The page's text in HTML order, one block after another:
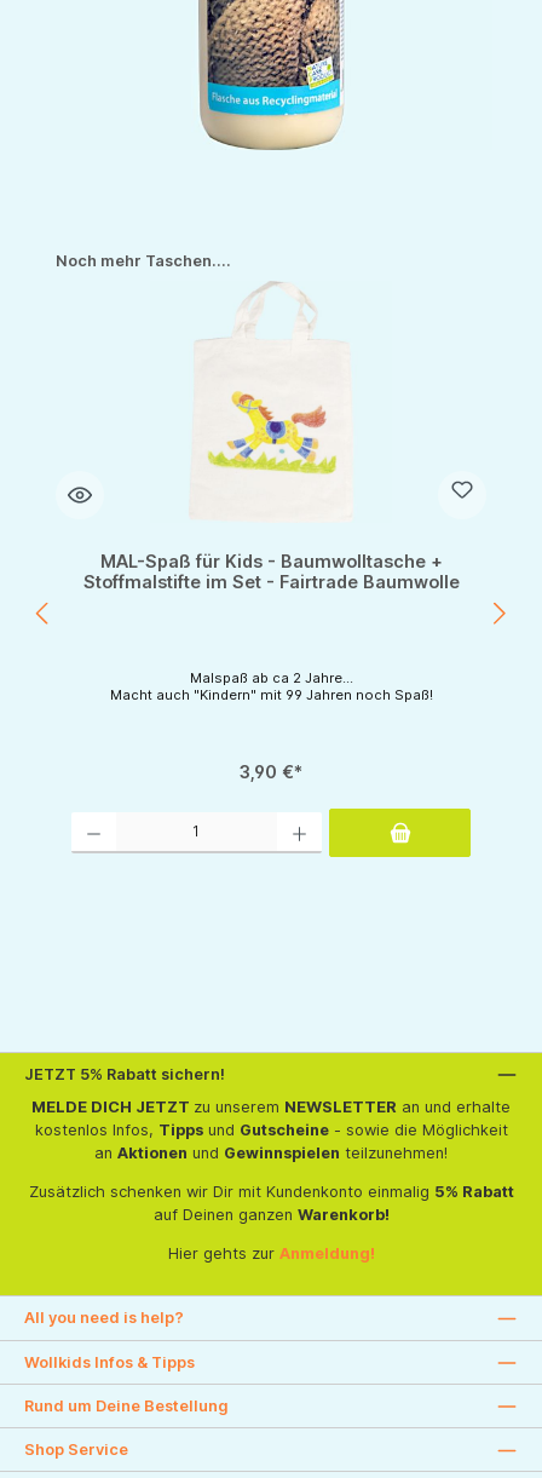
Produktgalerie überspringen
Noch mehr Taschen....
MAL-Spaß für Kids - Baumwolltasche +
Stoffmalstifte im Set - Fairtrade Baumwolle
Malspaß ab ca 2 Jahre...
Macht auch "Kindern" mit 99 Jahren noch Spaß!
3,90 €*
JETZT 5% Rabatt sichern!
MELDE DICH JETZT zu unserem NEWSLETTER an und erhalte
kostenlos Infos, Tippsund Gutscheine- sowie die Möglichkeit
an Aktionen und Gewinnspielen teilzunehmen!
Zusätzlich schenken wir Dir mit Kundenkonto einmalig 5% Rabatt
auf Deinen ganzen Warenkorb!
Hier gehts zur Anmeldung!
All you need is help?
Wollkids Infos & Tipps
Rund um Deine Bestellung
Shop Service